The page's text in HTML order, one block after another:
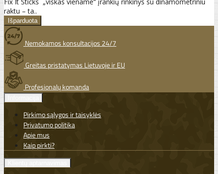
raktu – ta..
Nemokamos konsultacijos 24/7
Greitas pristatymas Lietuvoje ir EU
Profesionalų komanda
Pirkimo sąlygos ir taisyklės
Privatumo politika
Apie mus
Kaip pirkti?